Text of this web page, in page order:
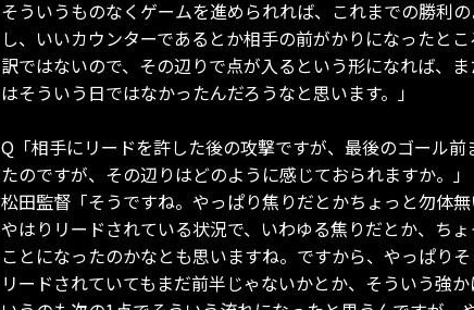
そういうものなくゲームを進められれば、これまでの勝利
し、いいカウンターであるとか相手の前がかりになったと
訳ではないので、その辺りで点が入るという形になれば、
はそういう日ではなかったんだろうなと思います。」
Q「相手にリードを許した後の攻撃ですが、最後のゴール
たのですが、その辺りはどのように感じておられますか。」
松田監督「そうですね。やっぱり焦りだとかちょっと勿体
やはりリードされている状況で、いわゆる焦りだとか、ち
ことになったのかなとも思いますね。ですから、やっぱり
リードされていてもまだ前半じゃないかとか、そういう強